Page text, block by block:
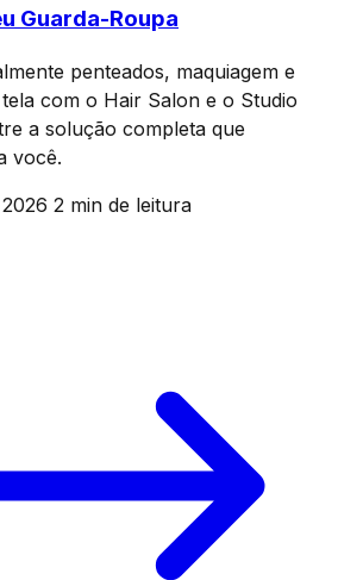
Guarda-Roupa
penteados, maquiagem e
com o Hair Salon e o Studio
a solução completa que
você.
2 min de leitura